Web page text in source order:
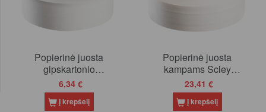
Popierinė juosta
gipskartonio
sujungimams Scley
50mm/75m *252* (0350-
525075)
6,34 €
Į krepšelį
Popierinė juosta
kampams Scley
50mm/30m (0390-
443050)
23,41 €
Į krepšelį